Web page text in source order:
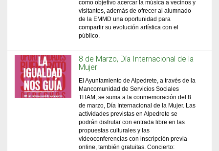
como objetivo acercar la música a vecinos y
visitantes, además de ofrecer al alumnado
de la EMMD una oportunidad para
compartir su evolución artística con el
público.
8 de Marzo, Día Internacional de la
Mujer
El Ayuntamiento de Alpedrete, a través de la
Mancomunidad de Servicios Sociales
THAM, se suma a la conmemoración del 8
de marzo, Día Internacional de la Mujer. Las
actividades previstas en Alpedrete se
podrán disfrutar con entrada libre en las
propuestas culturales y las
videoconferencias con inscripción previa
online, también gratuitas. Concierto: